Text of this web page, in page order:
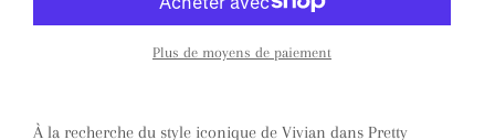
Plus de moyens de paiement
À la recherche du style iconique de Vivian dans Pretty